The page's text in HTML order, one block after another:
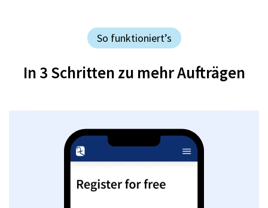
So funktioniert’s
In 3 Schritten zu mehr Aufträgen